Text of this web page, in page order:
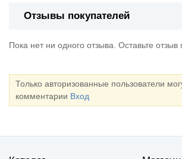
Отзывы покупателей
Пока нет ни одного отзыва. Оставьте
Только авторизованные пользователи
комментарии Вход